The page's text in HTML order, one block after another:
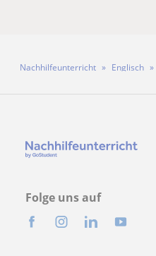
Nachhilfeunterricht Englisch
Folge uns auf